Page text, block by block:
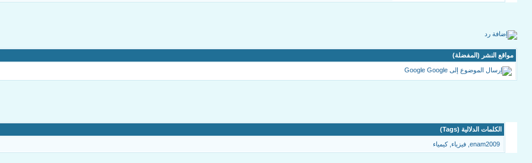
مواقع النشر (المفضلة)
Google
الكلمات الدلالية (Tags)
enam2009 فيزياء ,كيمياء